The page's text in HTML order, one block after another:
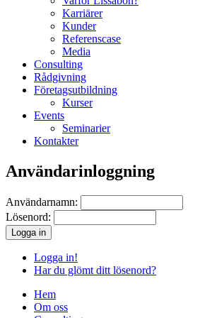
Karriärer
Kunder
Referenscase
Media
Consulting
Rådgivning
Företagsutbildning
Kurser
Events
Seminarier
Kontakter
Användarinloggning
Användarnamn:
Lösenord:
Logga in!
Har du glömt ditt lösenord?
Hem
Om oss